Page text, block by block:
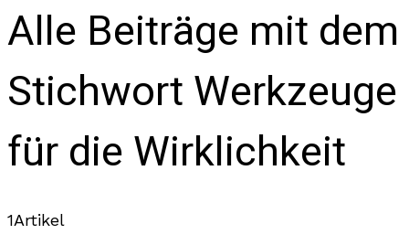
Alle Beiträge mit dem
Stichwort Werkzeuge
für die Wirklichkeit
1Artikel